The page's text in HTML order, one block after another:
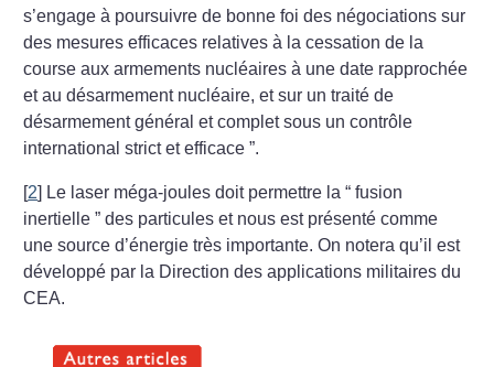
s’engage à poursuivre de bonne foi des négociations sur
des mesures efficaces relatives à la cessation de la
course aux armements nucléaires à une date rapprochée
et au désarmement nucléaire, et sur un traité de
désarmement général et complet sous un contrôle
international strict et efficace ”.
[2] Le laser méga-joules doit permettre la “ fusion
inertielle ” des particules et nous est présenté comme
une source d’énergie très importante. On notera qu’il est
développé par la Direction des applications militaires du
CEA.